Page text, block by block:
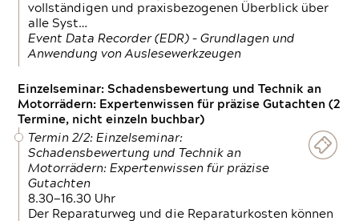
vollständigen und praxisbezogenen Überblick über
alle Syst…
Event Data Recorder (EDR) – Grundlagen und
Anwendung von Auslesewerkzeugen
Einzelseminar: Schadensbewertung und Technik an
Motorrädern: Expertenwissen für präzise Gutachten (2
Termine, nicht einzeln buchbar)
Termin 2/2: Einzelseminar:
Schadensbewertung und Technik an
Motorrädern: Expertenwissen für präzise
Gutachten
8.30—16.30 Uhr
Der Reparaturweg und die Reparaturkosten können